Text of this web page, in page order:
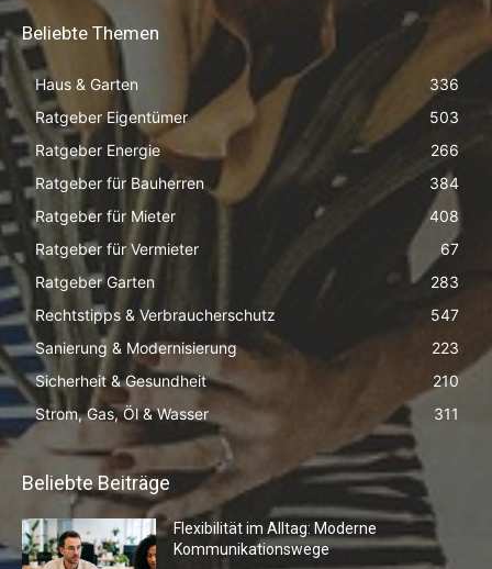
Beliebte Themen
Haus & Garten
336
Ratgeber Eigentümer
503
Ratgeber Energie
266
Ratgeber für Bauherren
384
Ratgeber für Mieter
408
Ratgeber für Vermieter
67
Ratgeber Garten
283
Rechtstipps & Verbraucherschutz
547
Sanierung & Modernisierung
223
Sicherheit & Gesundheit
210
Strom, Gas, Öl & Wasser
311
Beliebte Beiträge
Flexibilität im Alltag: Moderne
Kommunikationswege